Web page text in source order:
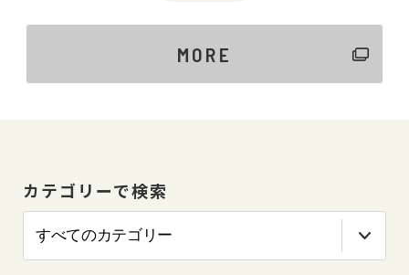
MORE
カテゴリーで検索